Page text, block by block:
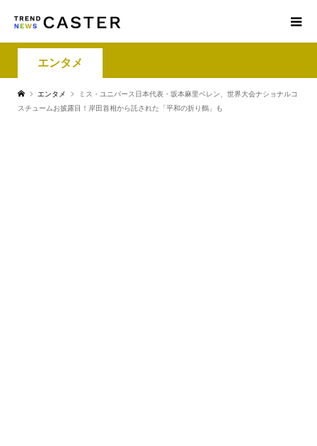
エンタメ
エンタメ
ミス・ユニバース日本代表・坂本麻里ベレン、世界大会ナショナルコ
スチュームお披露目！岸田首相から託された「平和の折り鶴」も